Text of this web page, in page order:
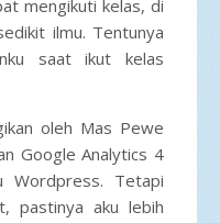
mengikuti kelas, di
ilmu. Tentunya
saat ikut kelas
oleh Mas Pewe
Google Analytics 4
Tetapi
pastinya aku lebih